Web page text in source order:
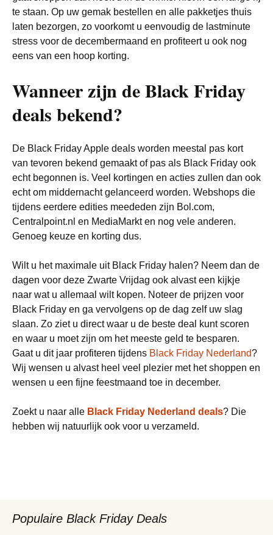
te staan. Op uw gemak bestellen en alle pakketjes thuis
laten bezorgen, zo voorkomt u eenvoudig de lastminute
stress voor de decembermaand en profiteert u ook nog
eens van een hoop korting.
Wanneer zijn de Black Friday
deals bekend?
De Black Friday Apple deals worden meestal pas kort
van tevoren bekend gemaakt of pas als Black Friday ook
echt begonnen is. Veel kortingen en acties zullen dan ook
echt om middernacht gelanceerd worden. Webshops die
tijdens eerdere edities meededen zijn Bol.com,
Centralpoint.nl en MediaMarkt en nog vele anderen.
Genoeg keuze en korting dus.
Wilt u het maximale uit Black Friday halen? Neem dan de
dagen voor deze Zwarte Vrijdag ook alvast een kijkje
naar wat u allemaal wilt kopen. Noteer de prijzen voor
Black Friday en ga vervolgens op de dag zelf uw slag
slaan. Zo ziet u direct waar u de beste deal kunt scoren
en waar u moet zijn om het meeste geld te besparen.
Gaat u dit jaar profiteren tijdens Black Friday Nederland?
Wij wensen u alvast heel veel plezier met het shoppen en
wensen u een fijne feestmaand toe in december.
Zoekt u naar alle Black Friday Nederland deals? Die
hebben wij natuurlijk ook voor u verzameld.
Populaire Black Friday Deals